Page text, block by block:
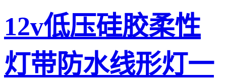
12v低压硅胶柔性
灯带防水线形灯一